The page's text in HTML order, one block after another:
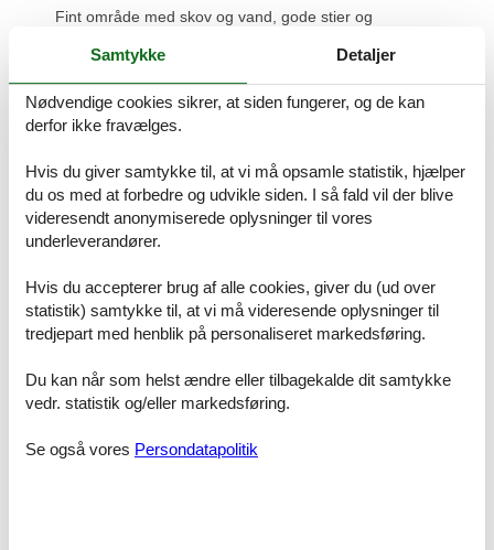
Fint område med skov og vand, gode stier og
Kyststien bød på gode travemuligheder. Turen, der
naturoplevelser.
Prisgaranti og kundeservice
Når du vælger at leje et sommerhus Juelsminde uge 29 hos Feline,
at der ikke er ét eneste af de andre udlejningsbureauer, som
udlejer dit foretrukne sommerhus Juelsminde uge 29 til en pris,
som er lavere end vores.
priserne hos de andre udlejningsbureauer, udbetaler vi dig hele
forskellen i prisen. Summen bliver overført direkte til din konto.
Skulle du sidde tilbage med spørgsmål eller specielle ønsker i
Samtykke Detaljer
Nødvendige cookies sikrer, at siden fungerer, og de kan
derfor ikke fravælges.
Hvis du giver samtykke til, at vi må opsamle statistik, hjælper
du os med at forbedre og udvikle siden. I så fald vil der blive
videresendt anonymiserede oplysninger til vores
underleverandører.
Hvis du accepterer brug af alle cookies, giver du (ud over
statistik) samtykke til, at vi må videresende oplysninger til
tredjepart med henblik på personaliseret markedsføring.
Du kan når som helst ændre eller tilbagekalde dit samtykke
vedr. statistik og/eller markedsføring.
Se også vores Persondatapolitik